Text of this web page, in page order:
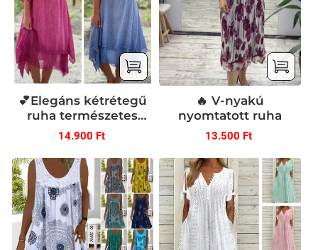
💕Elegáns kétrétegű
ruha természetes
vászonból, kerek
Normál
14.900 Ft
🔥 V-nyakú
nyomtatott ruha
Normál
13.500 Ft